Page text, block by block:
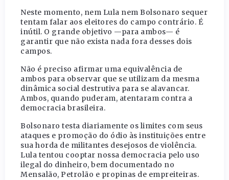
Neste momento, nem Lula nem Bolsonaro sequer
tentam falar aos eleitores do campo contrário. É
inútil. O grande objetivo —para ambos— é
garantir que não exista nada fora desses dois
campos.
Não é preciso afirmar uma equivalência de
ambos para observar que se utilizam da mesma
dinâmica social destrutiva para se alavancar.
Ambos, quando puderam, atentaram contra a
democracia brasileira.
Bolsonaro testa diariamente os limites com seus
ataques e promoção do ódio às instituições entre
sua horda de militantes desejosos de violência.
Lula tentou cooptar nossa democracia pelo uso
ilegal do dinheiro, bem documentado no
Mensalão, Petrolão e propinas de empreiteiras.